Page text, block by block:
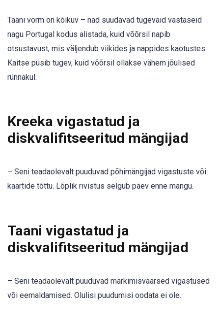
Taani vorm on kõikuv – nad suudavad tugevaid vastaseid
nagu Portugal kodus alistada, kuid võõrsil napib
otsustavust, mis väljendub viikides ja nappides kaotustes.
Kaitse püsib tugev, kuid võõrsil ollakse vähem jõulised
rünnakul.
Kreeka vigastatud ja
diskvalifitseeritud mängijad
– Seni teadaolevalt puuduvad põhimängijad vigastuste või
kaartide tõttu. Lõplik rivistus selgub päev enne mängu.
Taani vigastatud ja
diskvalifitseeritud mängijad
– Seni teadaolevalt puuduvad märkimisväärsed vigastused
või eemaldamised. Olulisi puudumisi oodata ei ole.